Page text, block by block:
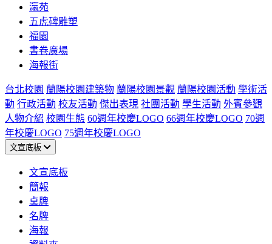
瀛苑
五虎碑雕塑
福園
書卷廣場
海報街
台北校園 蘭陽校園建築物 蘭陽校園景觀 蘭陽校園活動 學術活
動 行政活動 校友活動 傑出表現 社團活動 學生活動 外賓參觀
人物介紹 校園生態 60週年校慶LOGO 66週年校慶LOGO 70週
年校慶LOGO 75週年校慶LOGO
文宣底板
文宣底板
簡報
桌牌
名牌
海報